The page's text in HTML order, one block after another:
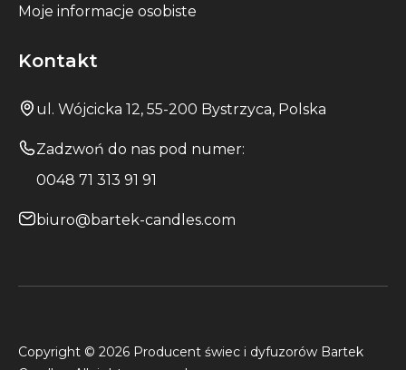
Moje informacje osobiste
Kontakt
ul. Wójcicka 12, 55-200 Bystrzyca, Polska
Zadzwoń do nas pod numer:
0048 71 313 91 91
biuro@bartek-candles.com
Copyright © 2026 Producent świec i dyfuzorów Bartek